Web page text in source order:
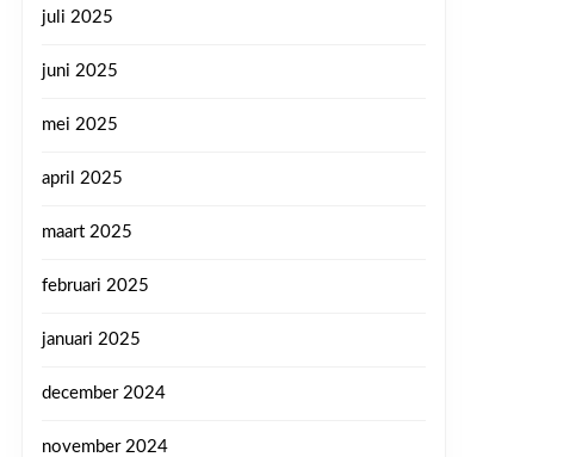
juli 2025
juni 2025
mei 2025
april 2025
maart 2025
februari 2025
januari 2025
december 2024
november 2024